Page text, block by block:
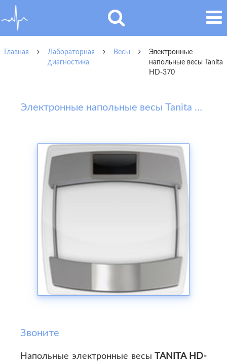
Главная
Лабораторная
диагностика
Весы
Электронные
напольные весы Tanita
HD-370
Электронные напольные весы Tanita HD-370
Звоните
Напольные электронные весыTANITA HD-